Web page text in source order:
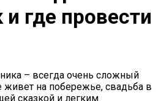
где провести
– всегда очень сложный
живет на побережье, свадьба в
сказкой и легким